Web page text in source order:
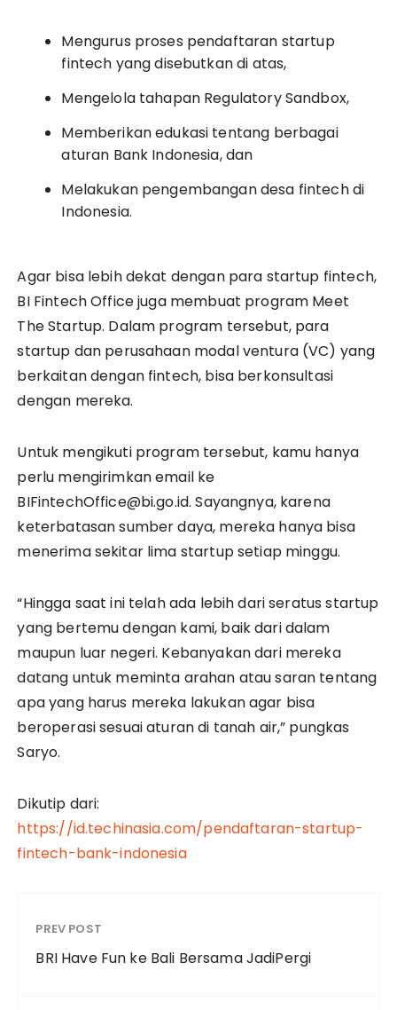
Mengurus proses pendaftaran startup
fintech yang disebutkan di atas,
Mengelola tahapan Regulatory Sandbox,
Memberikan edukasi tentang berbagai
aturan Bank Indonesia, dan
Melakukan pengembangan desa fintech di
Indonesia.
Agar bisa lebih dekat dengan para startup fintech,
BI Fintech Office juga membuat program Meet
The Startup. Dalam program tersebut, para
startup dan perusahaan modal ventura (VC) yang
berkaitan dengan fintech, bisa berkonsultasi
dengan mereka.
Untuk mengikuti program tersebut, kamu hanya
perlu mengirimkan email ke
BIFintechOffice@bi.go.id. Sayangnya, karena
keterbatasan sumber daya, mereka hanya bisa
menerima sekitar lima startup setiap minggu.
“Hingga saat ini telah ada lebih dari seratus startup
yang bertemu dengan kami, baik dari dalam
maupun luar negeri. Kebanyakan dari mereka
datang untuk meminta arahan atau saran tentang
apa yang harus mereka lakukan agar bisa
beroperasi sesuai aturan di tanah air,” pungkas
Saryo.
Dikutip dari:
https://id.techinasia.com/pendaftaran-startup-
fintech-bank-indonesia
PREV POST
BRI Have Fun ke Bali Bersama JadiPergi